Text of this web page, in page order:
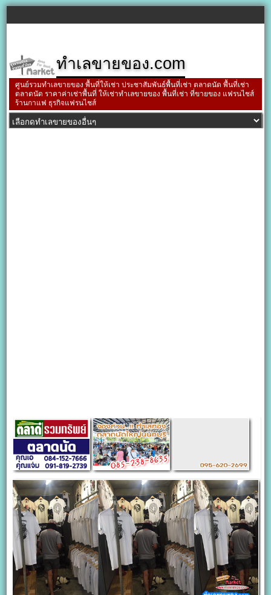
ทำเลขายของ.com
ศูนย์รวมทำเลขายของ พื้นที่ให้เช่า ประชาสัมพันธ์พื้นที่เช่า ตลาดนัด พื้นที่เช่า
ตลาดนัด ราคาค่าเช่าพื้นที่ ให้เช่าทำเลขายของ พื้นที่เช่า ที่ขายของ แฟรนไชส์
ร้านกาแฟ ธุรกิจแฟรนไชส์